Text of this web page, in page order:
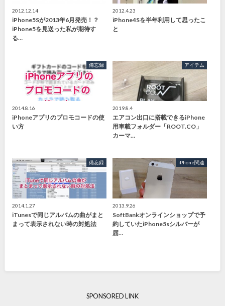
2012.12.14
iPhone5Sが2013年6月発売！？
iPhone5を見送った私が期待す
る…
2012.4.23
iPhone4Sを半年利用して思ったこ
と
備忘録
2014.8.16
iPhoneアプリのプロモコードの使
い方
アイテム
2019.8.4
エアコン出口に搭載できるiPhone
用車載フォルダー「ROOT.CO」
カーマ…
備忘録
2014.1.27
iTunesで同じアルバムの曲がまと
まって表示されない時の対処法
iPhone関連
2013.9.26
SoftBankオンラインショップで予
約していたiPhone5sシルバーが
届…
SPONSORED LINK